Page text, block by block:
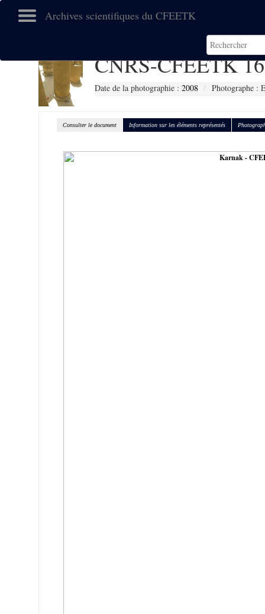
Archives scientifiques du CFEETK
CNRS-CFEETK
Date de la photographie : 2008 Photographe :
Consulter le document Information sur les éléments représentés